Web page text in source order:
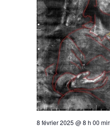
8 février 2025 @ 8 h 00 min